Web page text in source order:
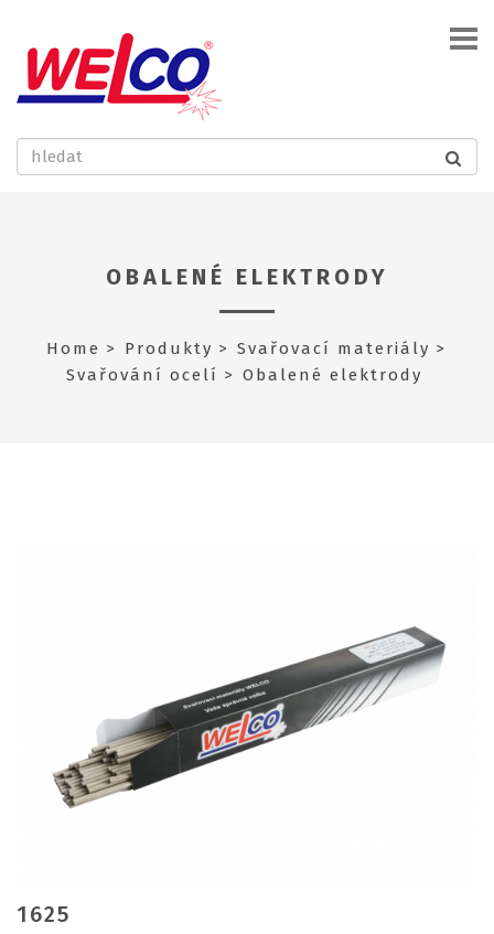
OBALENÉ ELEKTRODY
Home Produkty
Svařovací materiály
Svařování ocelí
Obalené elektrody
1625